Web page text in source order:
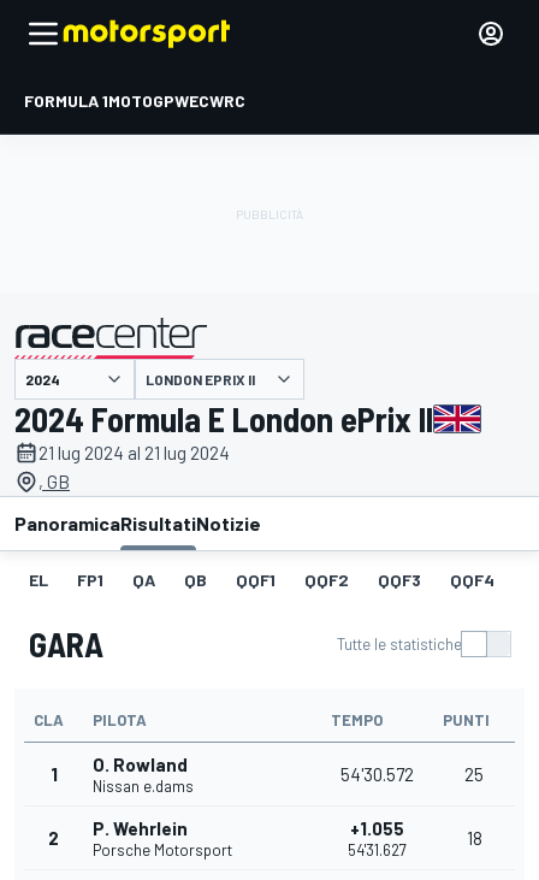
FORMULA 1MOTOGPWECWRC
presentato da LONDON EPRIX II
2024 Formula E London ePrix II
21 lug 2024 al 21 lug 2024
, GB
PanoramicaRisultatiNotizie
EL FP1 QA QB QQF1 QQF2 QQF3 QQF4
GARA Tutte le statistiche
CLA PILOTA TEMPO PUNTI
1 O. Rowland
Nissan e.dams
54'30.572 25
2 P. Wehrlein
Porsche Motorsport
+1.055
54'31.627
18